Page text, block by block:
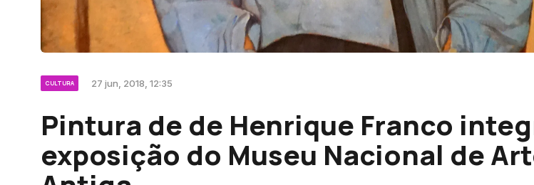
CULTURA 27 jun, 2018, 12:35
Pintura de de Henrique Franco
exposição do Museu Nacional de